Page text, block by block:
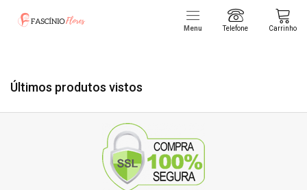
Menu Telefone Carrinho
Últimos produtos vistos